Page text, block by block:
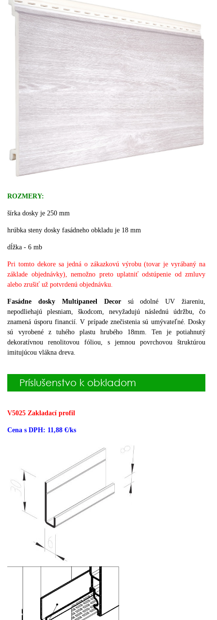
ROZMERY:
šírka dosky je 250 mm
hrúbka steny dosky fasádneho obkladu je 18 mm
dĺžka - 6 mb
Pri tomto dekore sa jedná o zákazkovú výrobu (tovar je vyrábaný na
základe objednávky), nemožno preto uplatniť odstúpenie od zmluvy
alebo zrušiť už potvrdenú objednávku.
Fasádne dosky Multipaneel Decor sú odolné UV žiareniu,
nepodliehajú plesniam, škodcom, nevyžadujú následnú údržbu, čo
znamená úsporu financií. V prípade znečistenia sú umývateľné. Dosky
sú vyrobené z tuhého plastu hrubého 18mm. Ten je potiahnutý
dekoratívnou renolitovou fóliou, s jemnou povrchovou štruktúrou
imitujúcou vlákna dreva.
Príslušenstvo k obkladom
V5025 Zakladací profil
Cena s DPH: 11,88 €/ks